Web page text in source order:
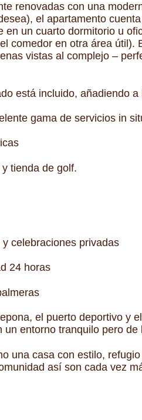
renovadas con una
el apartamento
un cuarto dormitorio u
comedor en otra área
vistas al complejo –
está incluido, añadiendo
gama de servicios in
tienda de golf.
celebraciones privadas
24 horas
el puerto deportivo y
entorno tranquilo pero de
una casa con estilo,
así son cada vez